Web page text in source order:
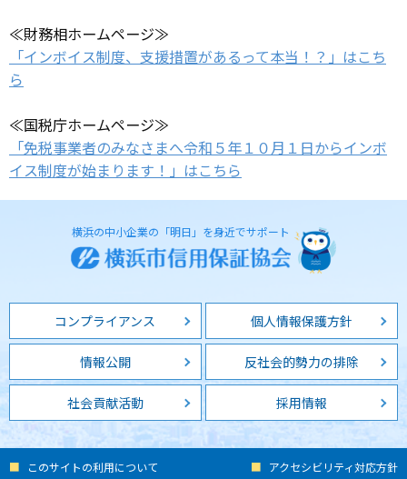
≪財務相ホームページ≫
「インボイス制度、支援措置があるって本当！？」はこち
ら
≪国税庁ホームページ≫
「免税事業者のみなさまへ令和５年１０月１日からインボ
イス制度が始まります！」はこちら
横浜の中小企業の「明日」を身近でサポート
コンプライアンス 個人情報保護方針
情報公開 反社会的勢力の排除
社会貢献活動 採用情報
このサイトの利用について アクセシビリティ対応方針